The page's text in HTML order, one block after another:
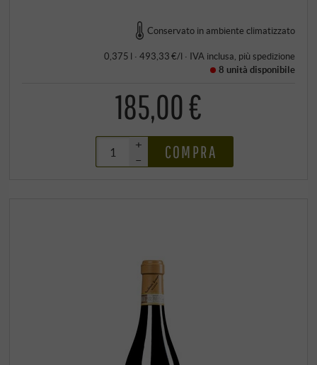
Conservato in ambiente climatizzato
0,375 l · 493,33 €/l · IVA inclusa, più spedizione
8 unità disponibile
185,00 €
+
–
COMPRA